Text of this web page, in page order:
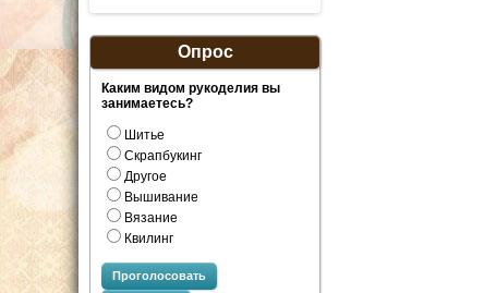
Опрос
Каким видом рукоделия вы
занимаетесь?
Шитье
Скрапбукинг
Другое
Вышивание
Вязание
Квилинг
Проголосовать